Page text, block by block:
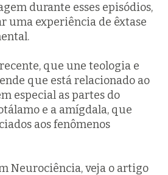
durante esses episódios,
uma experiência de êxtase
que une teologia e
que está relacionado ao
especial as partes do
e a amígdala, que
aos fenômenos
Neurociência, veja o artigo